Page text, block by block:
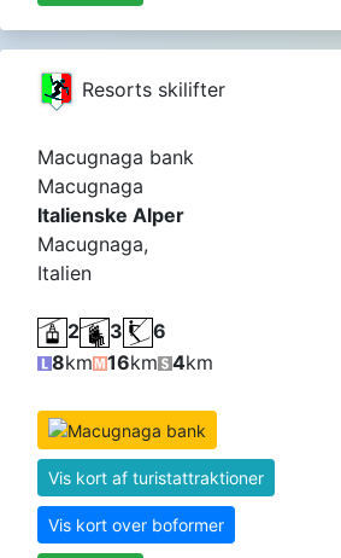
Resorts skilifter
Macugnaga bank
Macugnaga
Italienske Alper
Macugnaga,
Italien
2 3
6
8km 16km 4km
Vis kort af turistattraktioner
Vis kort over boformer